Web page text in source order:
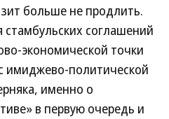
больше не продлить.
соглашений
экономической точки
имиджево-политической
именно о
в первую очередь и